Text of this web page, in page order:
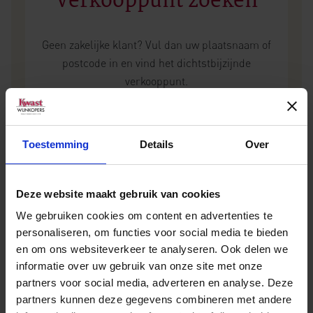
Toestemming Details Over
Deze website maakt gebruik van cookies
We gebruiken cookies om content en advertenties te
personaliseren, om functies voor social media te bieden
en om ons websiteverkeer te analyseren. Ook delen we
informatie over uw gebruik van onze site met onze
partners voor social media, adverteren en analyse. Deze
partners kunnen deze gegevens combineren met andere
Geen zakelijke klant? Vul dan uw plaatsnaam of
postcode in en vind het dichtstbijzijnde
verkooppunt.
Andere wijnen van Domaine Ferret